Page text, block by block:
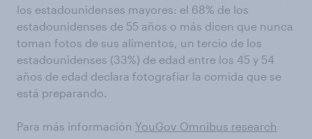
los estadounidenses mayores: el 68% de los
estadounidenses de 55 años o más dicen que nunca
toman fotos de sus alimentos, un tercio de los
estadounidenses (33%) de edad entre los 45 y 54
años de edad declara fotografiar la comida que se
está preparando.
Para más información YouGov Omnibus research